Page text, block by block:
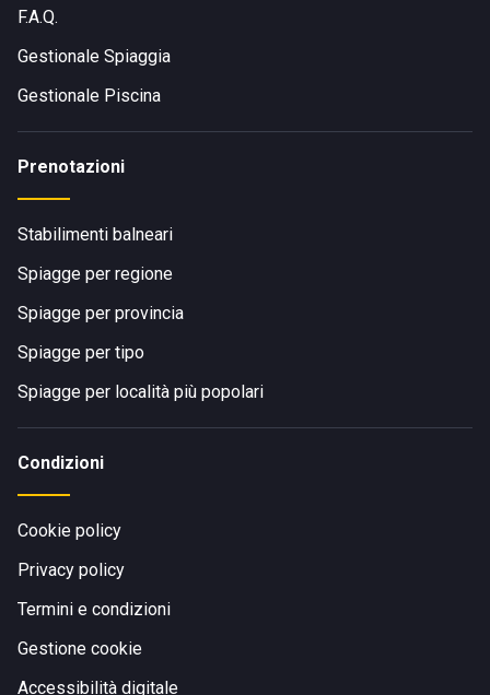
F.A.Q.
Gestionale Spiaggia
Gestionale Piscina
Prenotazioni
Stabilimenti balneari
Spiagge per regione
Spiagge per provincia
Spiagge per tipo
Spiagge per località più popolari
Condizioni
Cookie policy
Privacy policy
Termini e condizioni
Gestione cookie
Accessibilità digitale